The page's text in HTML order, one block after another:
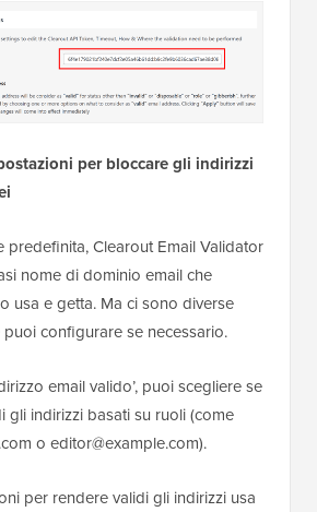
per bloccare gli indirizzi
predefinita, Clearout Email Validator
nome di dominio email che
usa e getta. Ma ci sono diverse
configurare se necessario.
email valido’, puoi scegliere se
gli indirizzi basati su ruoli (come
o editor@example.com).
per rendere validi gli indirizzi usa